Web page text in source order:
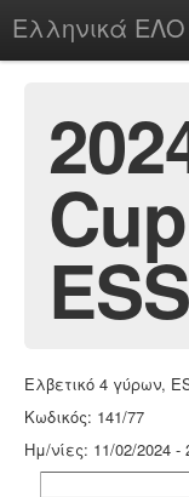
Ελληνικά ΕΛΟ
chesstu.be @ discord
Login
Ελβετικό 4 γύρων,
Κωδικός: 141/77
Ημ/νίες: 11/02/2024 -